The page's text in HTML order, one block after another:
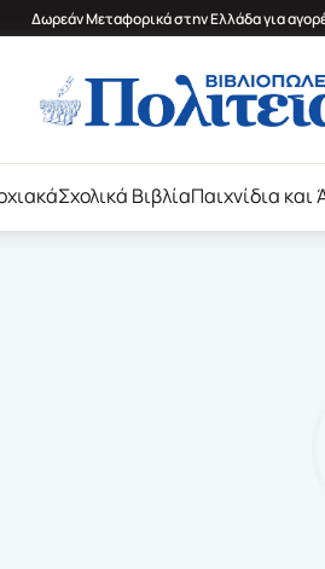
Δωρεάν Μεταφορικά στην Ελλάδα για
Σχολικά ΒιβλίαΠαιχνίδια και